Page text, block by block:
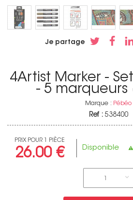
Je partage
4Artist Marker -
- 5 marqueurs
Marque : Pébéo
Ref : 538400
PRIX POUR 1 PIÈCE
26.00 € Disponible